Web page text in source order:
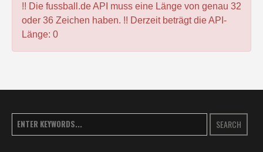
!! Die fussball.de API muss eine Länge von genau 32
oder 36 Zeichen haben. !! Derzeit beträgt die API-
Länge: 0
SEARCH